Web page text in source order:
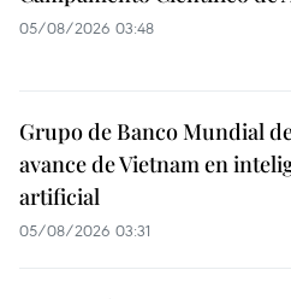
05/08/2026 03:48
Grupo de Banco Mundial
avance de Vietnam en
artificial
05/08/2026 03:31